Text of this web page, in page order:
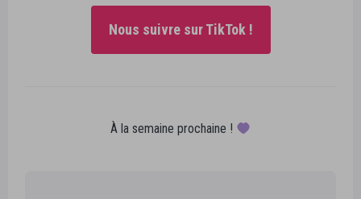
Nous suivre sur TikTok !
À la semaine prochaine !